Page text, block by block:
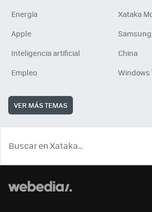
Energía
Xataka
Apple
Samsung
Inteligencia artificial
China
Empleo
Windows
VER MÁS TEMAS